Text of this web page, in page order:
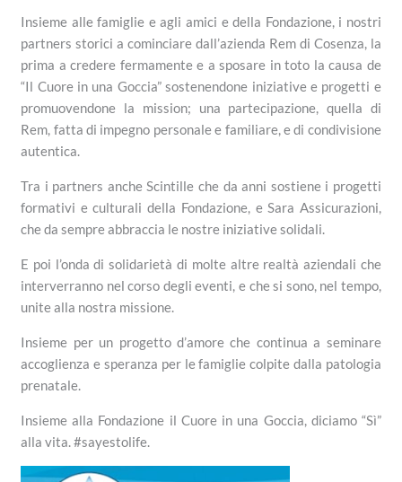
Insieme alle famiglie e agli amici e della Fondazione, i nostri
partners storici a cominciare dall’azienda Rem di Cosenza, la
prima a credere fermamente e a sposare in toto la causa de
“Il Cuore in una Goccia” sostenendone iniziative e progetti e
promuovendone la mission; una partecipazione, quella di
Rem, fatta di impegno personale e familiare, e di condivisione
autentica.
Tra i partners anche Scintille che da anni sostiene i progetti
formativi e culturali della Fondazione, e Sara Assicurazioni,
che da sempre abbraccia le nostre iniziative solidali.
E poi l’onda di solidarietà di molte altre realtà aziendali che
interverranno nel corso degli eventi, e che si sono, nel tempo,
unite alla nostra missione.
Insieme per un progetto d’amore che continua a seminare
accoglienza e speranza per le famiglie colpite dalla patologia
prenatale.
Insieme alla Fondazione il Cuore in una Goccia, diciamo “Sì”
alla vita. #sayestolife.